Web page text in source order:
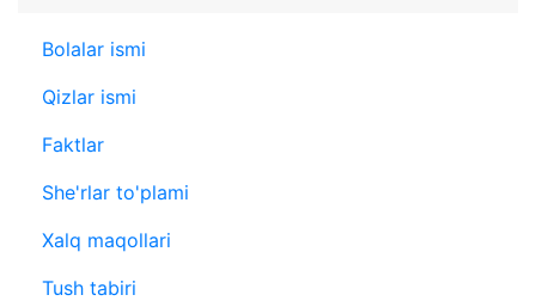
Bolalar ismi
Qizlar ismi
Faktlar
She'rlar to'plami
Xalq maqollari
Tush tabiri